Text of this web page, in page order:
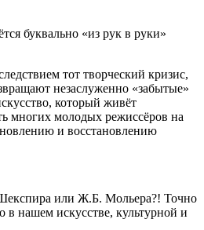
буквально «из рук в руки»
тот творческий кризис,
незаслуженно «забытые»
который живёт
многих молодых режиссёров на
и восстановлению
или Ж.Б. Мольера?! Точно
в нашем искусстве, культурной и